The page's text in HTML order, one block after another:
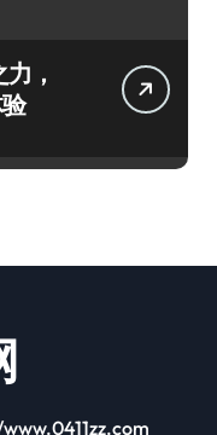
，